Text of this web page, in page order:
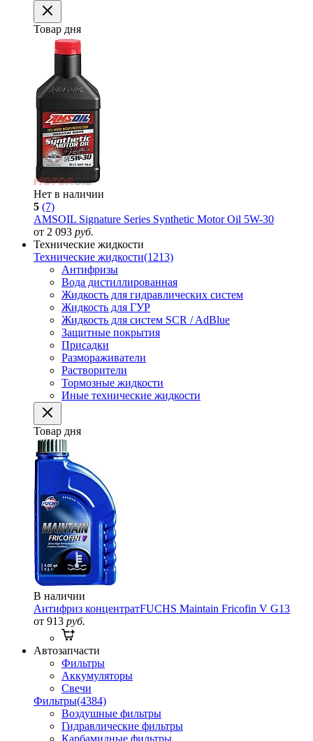
Товар дня
Нет в наличии
5 (7)
AMSOIL Signature Series Synthetic Motor Oil 5W-30
от 2 093 руб.
Технические жидкости
Технические жидкости(1213)
Антифризы
Вода дистиллированная
Жидкость для гидравлических систем
Жидкость для ГУР
Жидкость для систем SCR / AdBlue
Защитные покрытия
Присадки
Размораживатели
Растворители
Тормозные жидкости
Иные технические жидкости
Товар дня
В наличии
Антифриз концентратFUCHS Maintain Fricofin V G13
от 913 руб.
Автозапчасти
Фильтры
Аккумуляторы
Свечи
Фильтры(4384)
Воздушные фильтры
Гидравлические фильтры
Карбамидные фильтры